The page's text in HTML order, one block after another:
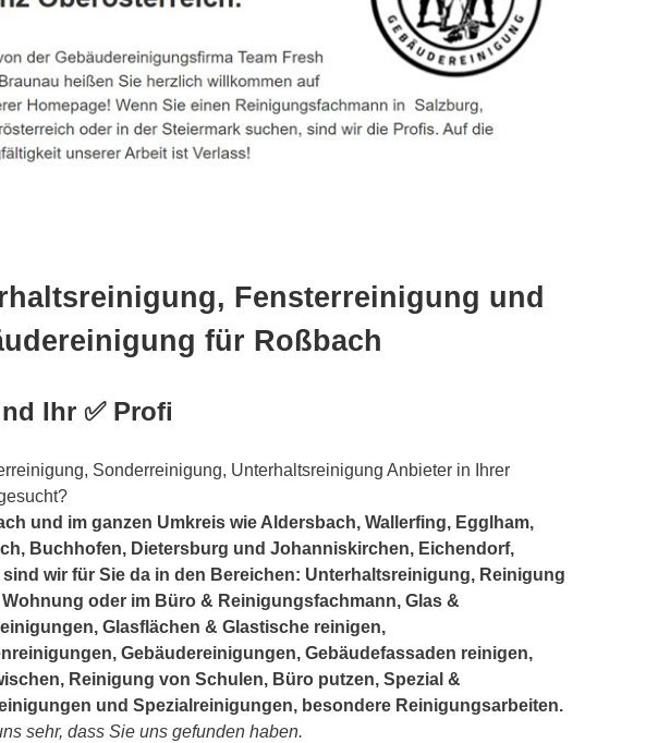
Fensterreinigung und
für Roßbach
Ihr ✅ Profi
Sonderreinigung, Unterhaltsreinigung Anbieter in Ihrer
und im ganzen Umkreis wie Aldersbach, Wallerfing, Egglham,
Buchhofen, Dietersburg und Johanniskirchen, Eichendorf,
wir für Sie da in den Bereichen: Unterhaltsreinigung, Reinigung
Wohnung oder im Büro & Reinigungsfachmann, Glas &
Glasflächen & Glastische reinigen,
Gebäudereinigungen, Gebäudefassaden reinigen,
Reinigung von Schulen, Büro putzen, Spezial &
und Spezialreinigungen, besondere Reinigungsarbeiten.
sehr, dass Sie uns gefunden haben.